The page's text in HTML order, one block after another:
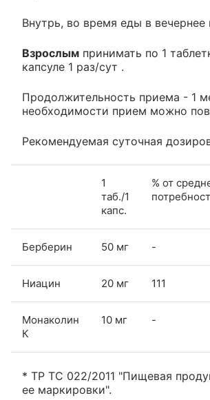
Внутрь, во время еды в вечернее
Взрослым принимать по 1
капсуле 1 раз/сут .
Продолжительность приема - 1
необходимости прием можно
Рекомендуемая суточная
1
таб./1
капс.
% от
Берберин 50 мг -
Ниацин 20 мг 111
Монаколин
К
10 мг -
* ТР ТС 022/2011 "Пищевая
ее маркировки".